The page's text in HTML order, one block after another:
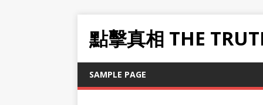
點擊真相 THE
SAMPLE PAGE